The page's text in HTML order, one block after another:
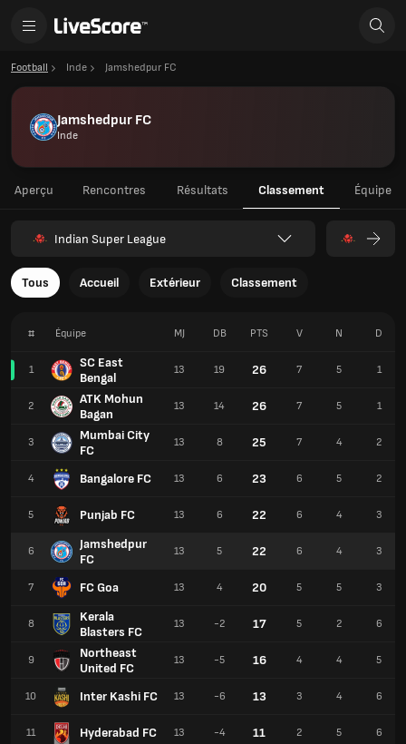
Football Inde Jamshedpur FC
Jamshedpur FC
Inde
Aperçu Rencontres Résultats Classement Équipe
Indian Super League
Tous Accueil Extérieur Classement
# Équipe
1
SC East
Bengal
2
ATK Mohun
Bagan
3
Mumbai City
FC
4 Bangalore FC
5 Punjab FC
6
Jamshedpur
FC
7 FC Goa
8
Kerala
Blasters FC
9
Northeast
United FC
10 Inter Kashi FC
11 Hyderabad FC
MJ DB PTS V N D
13 19 26 7 5 1
13 14 26 7 5 1
13 8 25 7 4 2
13 6 23 6 5 2
13 6 22 6 4 3
13 5 22 6 4 3
13 4 20 5 5 3
13 -2 17 5 2 6
13 -5 16 4 4 5
13 -6 13 3 4 6
13 -4 11 2 5 6